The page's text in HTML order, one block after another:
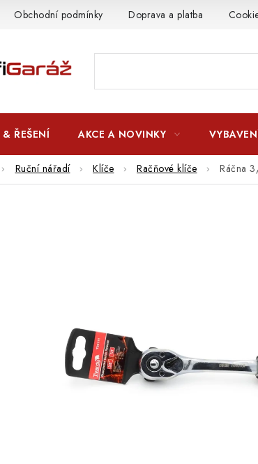
Obchodní podmínky Doprava a platba
ŘEŠENÍ AKCE A NOVINKY
Ruční nářadí Klíče Račňové klíče Ráčna